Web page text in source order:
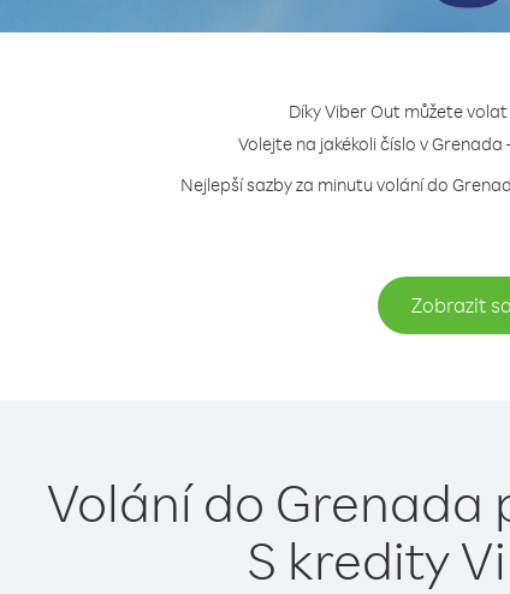
Díky Viber Out můžete
Volejte na jakékoli číslo v
Nejlepší sazby za minutu volání do
Zobrazit
Volání do Grenada
S kredity